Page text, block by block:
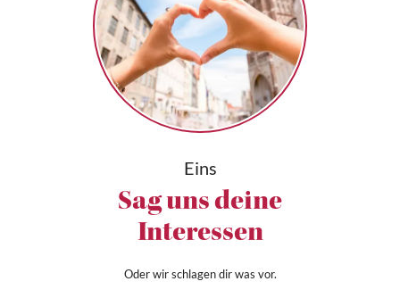
Eins
Sag uns deine
Interessen
Oder wir schlagen dir was vor.